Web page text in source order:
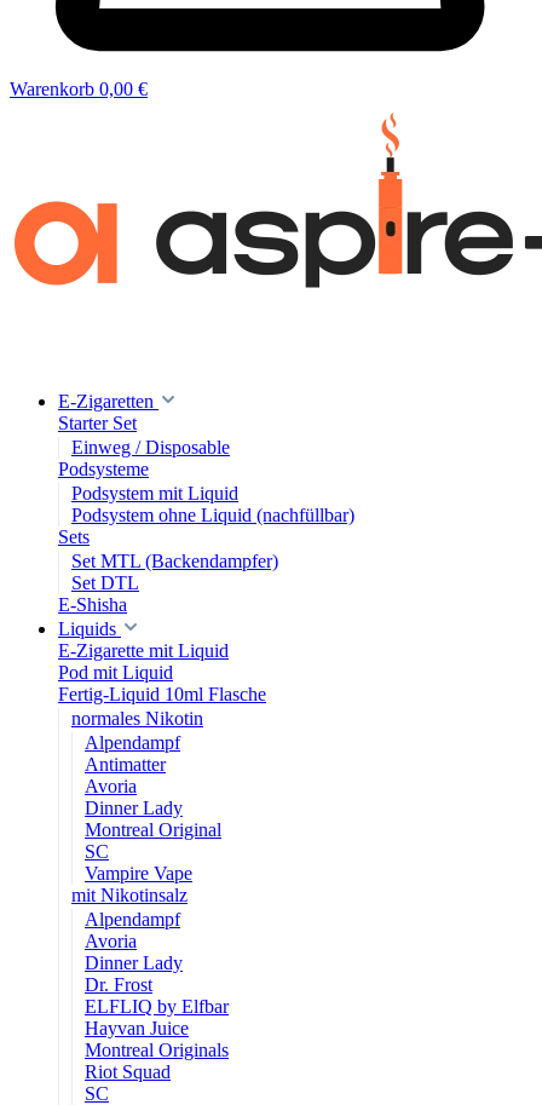
Warenkorb 0,00 €
E-Zigaretten
Starter Set
Einweg / Disposable
Podsysteme
Podsystem mit Liquid
Podsystem ohne Liquid (nachfüllbar)
Sets
Set MTL (Backendampfer)
Set DTL
E-Shisha
Liquids
E-Zigarette mit Liquid
Pod mit Liquid
Fertig-Liquid 10ml Flasche
normales Nikotin
Alpendampf
Antimatter
Avoria
Dinner Lady
Montreal Original
SC
Vampire Vape
mit Nikotinsalz
Alpendampf
Avoria
Dinner Lady
Dr. Frost
ELFLIQ by Elfbar
Hayvan Juice
Montreal Originals
Riot Squad
SC